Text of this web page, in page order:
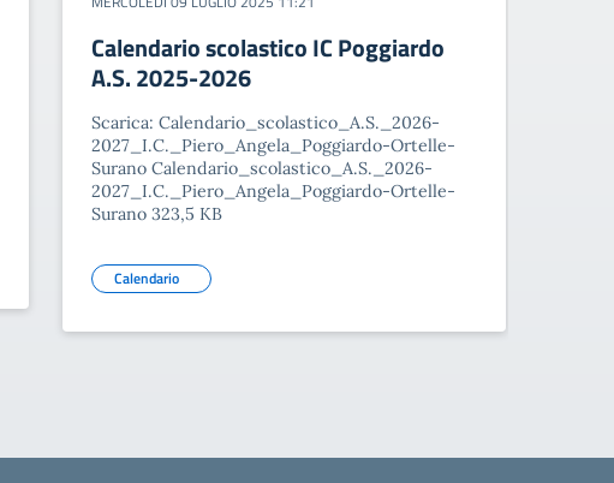
Calendario scolastico IC Poggiardo
A.S. 2025-2026
Scarica: Calendario_scolastico_A.S._2026-
2027_I.C._Piero_Angela_Poggiardo-Ortelle-
Surano Calendario_scolastico_A.S._2026-
2027_I.C._Piero_Angela_Poggiardo-Ortelle-
Surano 323,5 KB
Calendario